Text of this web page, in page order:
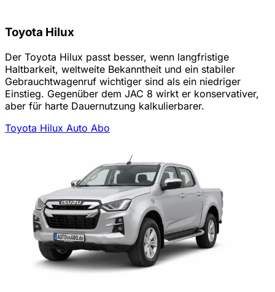
Toyota Hilux
Der Toyota Hilux passt besser, wenn langfristige
Haltbarkeit, weltweite Bekanntheit und ein stabiler
Gebrauchtwagenruf wichtiger sind als ein niedriger
Einstieg. Gegenüber dem JAC 8 wirkt er konservativer,
aber für harte Dauernutzung kalkulierbarer.
Toyota Hilux Auto Abo